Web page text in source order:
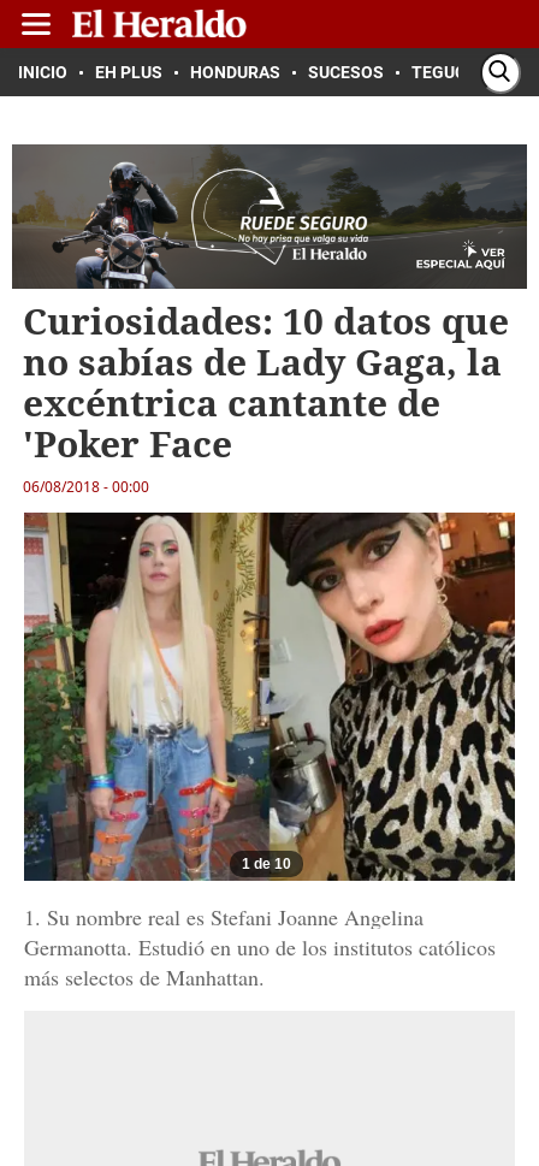
INICIO EH PLUS HONDURAS SUCESOS TEGUCIGALPA
Curiosidades: 10 datos que
no sabías de Lady Gaga, la
excéntrica cantante de
'Poker Face
06/08/2018 - 00:00
1 de 10
1. Su nombre real es Stefani Joanne Angelina
Germanotta. Estudió en uno de los institutos católicos
más selectos de Manhattan.